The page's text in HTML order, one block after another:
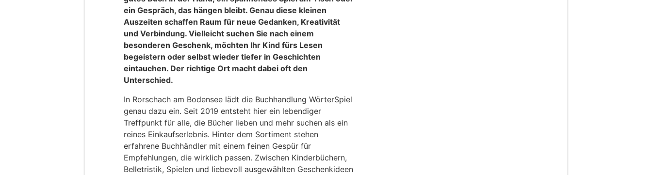
ein Gespräch, das hängen bleibt. Genau diese kleinen
Auszeiten schaffen Raum für neue Gedanken, Kreativität
und Verbindung. Vielleicht suchen Sie nach einem
besonderen Geschenk, möchten Ihr Kind fürs Lesen
begeistern oder selbst wieder tiefer in Geschichten
eintauchen. Der richtige Ort macht dabei oft den
Unterschied.
In Rorschach am Bodensee lädt die Buchhandlung WörterSpiel
genau dazu ein. Seit 2019 entsteht hier ein lebendiger
Treffpunkt für alle, die Bücher lieben und mehr suchen als ein
reines Einkaufserlebnis. Hinter dem Sortiment stehen
erfahrene Buchhändler mit einem feinen Gespür für
Empfehlungen, die wirklich passen. Zwischen Kinderbüchern,
Belletristik, Spielen und liebevoll ausgewählten Geschenkideen